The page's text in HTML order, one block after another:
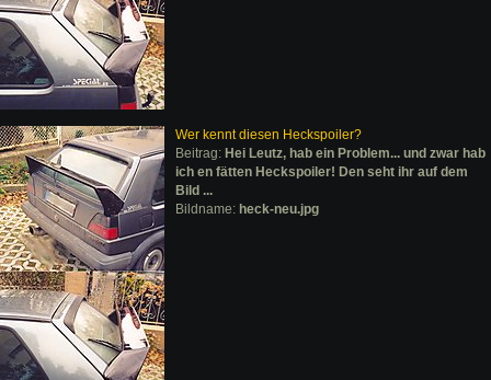
Wer kennt diesen Heckspoiler?
Beitrag: Hei Leutz, hab ein Problem... und zwar hab
ich en fätten Heckspoiler! Den seht ihr auf dem
Bild ...
Bildname: heck-neu.jpg